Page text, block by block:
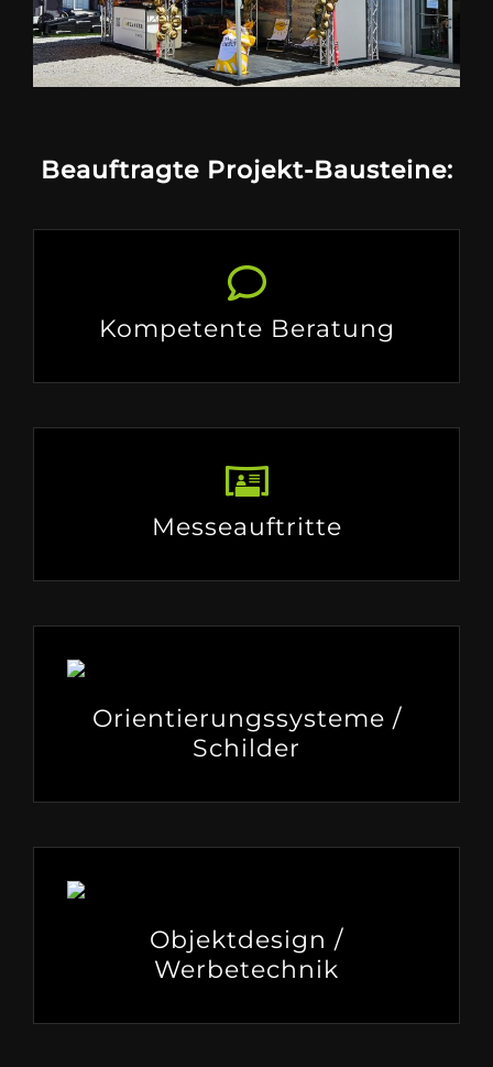
Beauftragte Projekt-Bausteine:
Kompetente Beratung
Messeauftritte
Orientierungssysteme /
Schilder
Objektdesign /
Werbetechnik